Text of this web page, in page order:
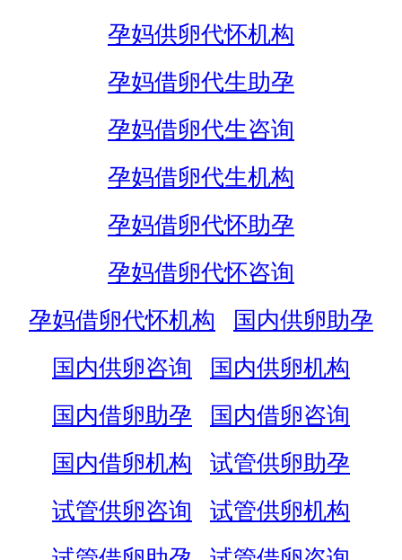
孕妈供卵代怀机构
孕妈借卵代生助孕
孕妈借卵代生咨询
孕妈借卵代生机构
孕妈借卵代怀助孕
孕妈借卵代怀咨询
孕妈借卵代怀机构
国内供卵助孕
国内供卵咨询
国内供卵机构
国内借卵助孕
国内借卵咨询
国内借卵机构
试管供卵助孕
试管供卵咨询
试管供卵机构